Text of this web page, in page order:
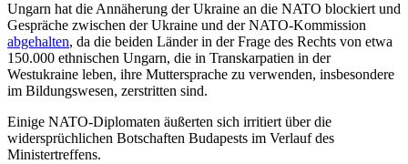
Ungarn hat die Annäherung der Ukraine an die NATO blockiert und
Gespräche zwischen der Ukraine und der NATO-Kommission
abgehalten, da die beiden Länder in der Frage des Rechts von etwa
150.000 ethnischen Ungarn, die in Transkarpatien in der
Westukraine leben, ihre Muttersprache zu verwenden, insbesondere
im Bildungswesen, zerstritten sind.
Einige NATO-Diplomaten äußerten sich irritiert über die
widersprüchlichen Botschaften Budapests im Verlauf des
Ministertreffens.